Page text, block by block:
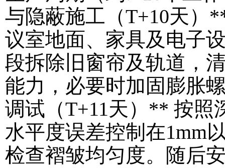
与隐蔽施工（T+10天）
议室地面、家具及电子
段拆除旧窗帘及轨道，
能力，必要时加固膨胀
调试（T+11天）** 按照
水平度误差控制在1mm
检查褶皱均匀度。随后